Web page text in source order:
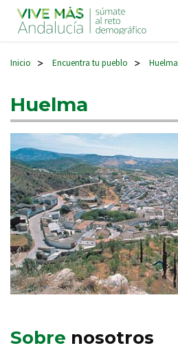
Navegación principal
Inicio > Encuentra tu pueblo > Huelma
Huelma
Sobre nosotros